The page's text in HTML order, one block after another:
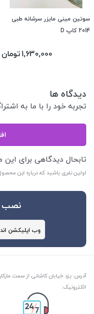
سوتین مینی مایزر سرشانه طبی
2014 کاپ D
1,630,000تومان
دیدگاه ها
تجربه خود را با ما به
تابحال دیدگاهی برای
اولین نفری باشید که درباره این
نصب
وب اپلیکشن
الکترونیک: